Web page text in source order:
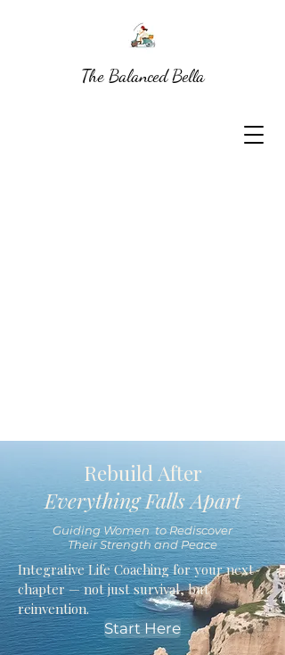
Rebuild After
Everything Falls Apart
Guiding Women to Rediscover
Their Strength and Peace
Integrative Life Coaching for your next
chapter — not just survival, but
reinvention.
Start Here
The Balanced Bella